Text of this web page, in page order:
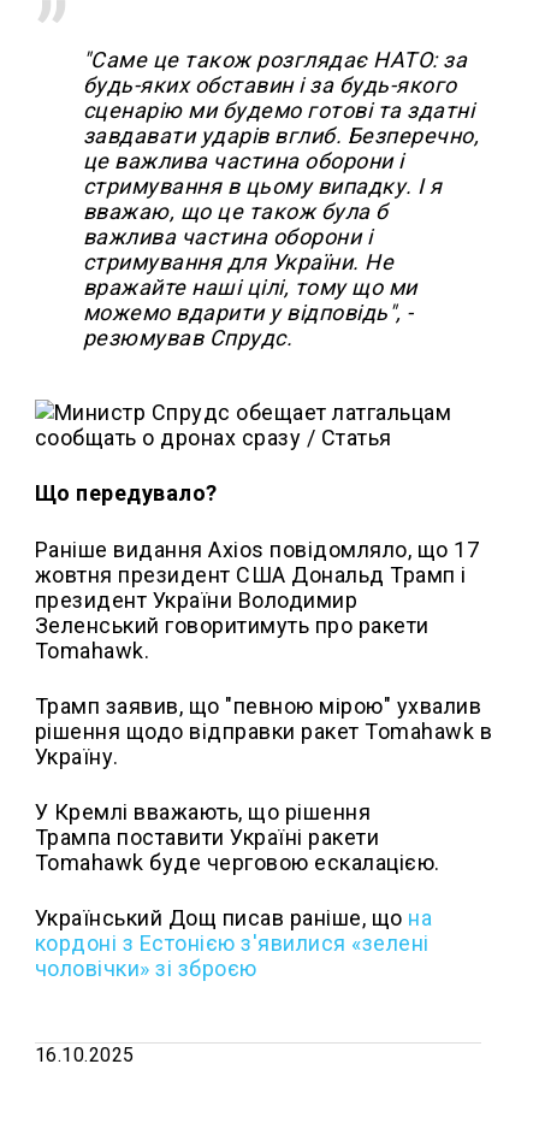
"Саме це також розглядає НАТО: за
будь-яких обставин і за будь-якого
сценарію ми будемо готові та здатні
завдавати ударів вглиб. Безперечно,
це важлива частина оборони і
стримування в цьому випадку. І я
вважаю, що це також була б
важлива частина оборони і
стримування для України. Не
вражайте наші цілі, тому що ми
можемо вдарити у відповідь", -
резюмував Спрудс.
Що передувало?
Раніше видання Axios повідомляло, що 17
жовтня президент США Дональд Трамп і
президент України Володимир
Зеленський говоритимуть про ракети
Tomahawk.
Трамп заявив, що "певною мірою" ухвалив
рішення щодо відправки ракет Tomahawk в
Україну.
У Кремлі вважають, що рішення
Трампа поставити Україні ракети
Tomahawk буде черговою ескалацією.
Український Дощ писав раніше, що на
кордоні з Естонією з'явилися «зелені
чоловічки» зі зброєю
16.10.2025